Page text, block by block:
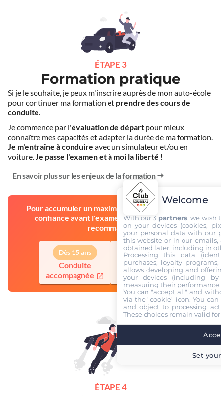
ÉTAPE 3
Formation pratique
Si je le souhaite, je peux m'inscrire auprès de mon auto-école
pour continuer ma formation et prendre des cours de
conduite.
Je commence par l'évaluation de départ pour mieux
connaître mes capacités et adapter la durée de ma formation.
Je m'entraîne à conduire avec un simulateur et/ou en
voiture.Je passe l'examen et à moi la liberté !
En savoir plus sur les enjeux de la formation
Pour accumuler un maximum d'expérience et de
confiance avant l'examen, l'auto-école vous
recommande
Dès 15 ans
Conduite
accompagnée
Dès 18 ans
Conduite
supervisée
ÉTAPE 4
Welcome
With our 3 partners, we wish
on your devices (cookies,
your personal data with our
this website or in our emails,
obtained later, including in
Processing this data
purchases, loyalty
allows developing and
your devices (including
measuring their
You can "accept all" and
via the "cookie" icon. You
and object to processing
These choices remain valid
Set